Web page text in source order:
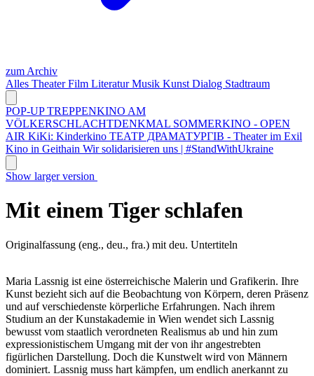
zum Archiv
Alles TheaterFilm LiteraturMusik Kunst Dialog Stadtraum
POP-UP TREPPENKINO AM
VÖLKERSCHLACHTDENKMAL SOMMERKINO - OPEN
AIR KiKi: Kinderkino ТЕАТР ДРАМАТУРГІВ - Theater im Exil
Kino in Geithain Wir solidarisieren uns | #StandWithUkraine
Show larger version
Mit einem Tiger schlafen
Originalfassung (eng., deu., fra.) mit deu. Untertiteln
Maria Lassnig ist eine österreichische Malerin und Grafikerin. Ihre
Kunst bezieht sich auf die Beobachtung von Körpern, deren Präsenz
und auf verschiedenste körperliche Erfahrungen. Nach ihrem
Studium an der Kunstakademie in Wien wendet sich Lassnig
bewusst vom staatlich verordneten Realismus ab und hin zum
expressionistischem Umgang mit der von ihr angestrebten
figürlichen Darstellung. Doch die Kunstwelt wird von Männern
dominiert. Lassnig muss hart kämpfen, um endlich anerkannt zu